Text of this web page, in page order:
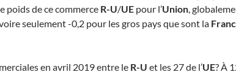
poids de ce commerce R-U/UE pour l’Union,
seulement -0,2 pour les gros pays que sont la
en avril 2019 entre le R-U et les 27 de l’UE? À